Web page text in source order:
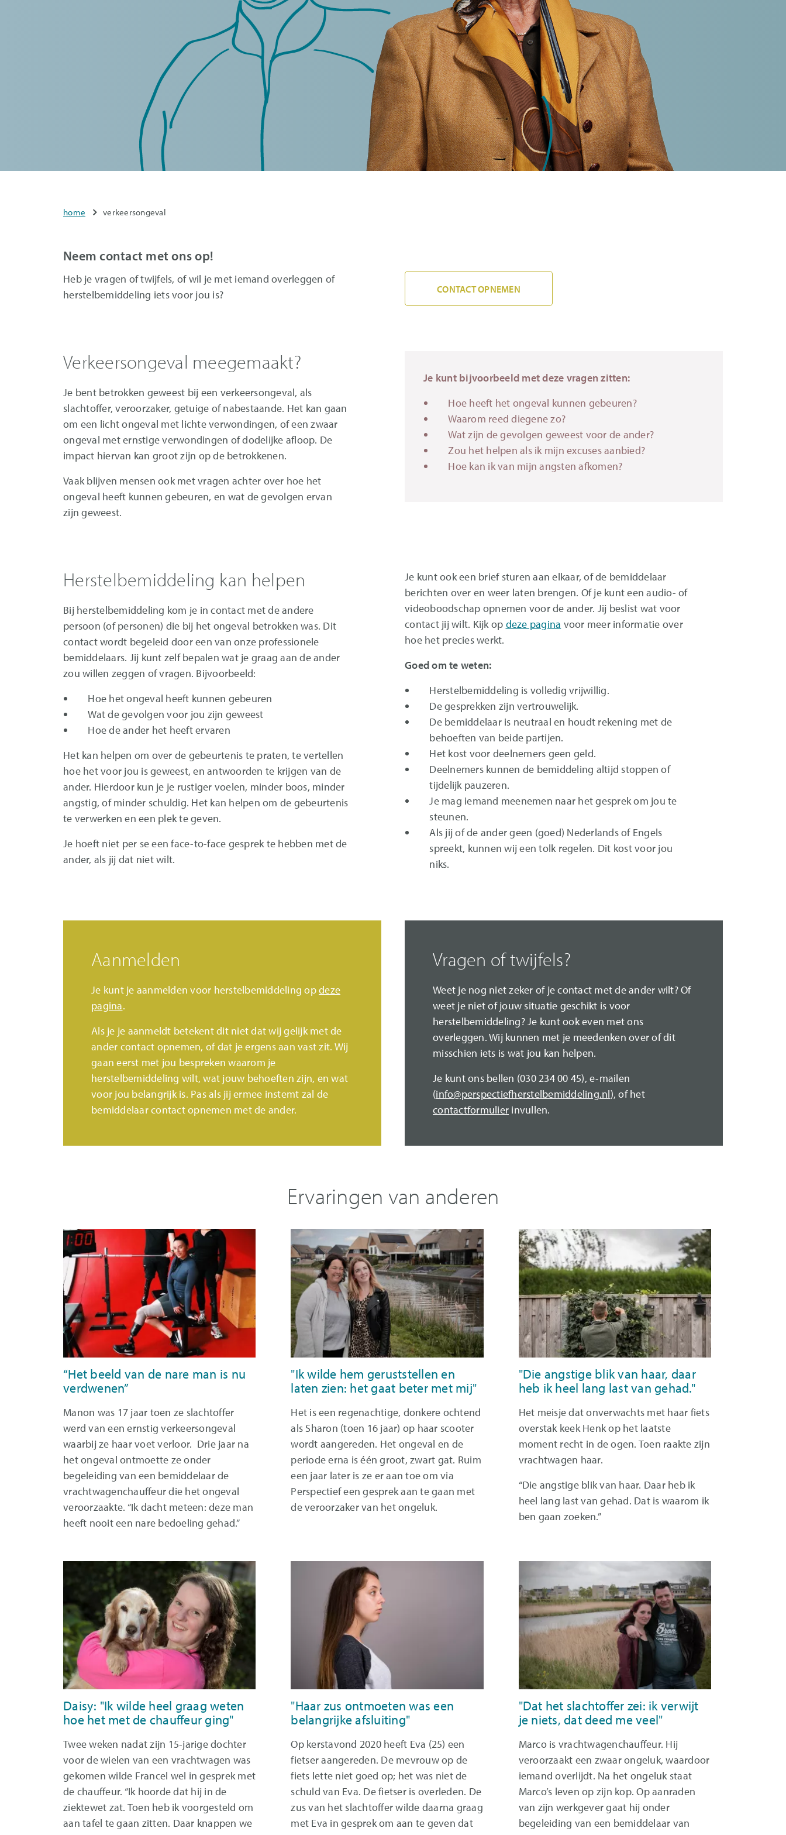
You
home verkeersongeval
Verkeersongeval
Neem contact met ons op!
Heb je vragen of twijfels, of wil je met iemand overleggen of
herstelbemiddeling iets voor jou is?
CONTACT OPNEMEN
Verkeersongeval meegemaakt?
Je bent betrokken geweest bij een verkeersongeval, als
slachtoffer, veroorzaker, getuige of nabestaande. Het kan gaan
om een licht ongeval met lichte verwondingen, of een zwaar
ongeval met ernstige verwondingen of dodelijke afloop. De
impact hiervan kan groot zijn op de betrokkenen.
Vaak blijven mensen ook met vragen achter over hoe het
ongeval heeft kunnen gebeuren, en wat de gevolgen ervan
zijn geweest.
Je kunt bijvoorbeeld met deze vragen zitten:
Hoe heeft het ongeval kunnen gebeuren?
Waarom reed diegene zo?
Wat zijn de gevolgen geweest voor de ander?
Zou het helpen als ik mijn excuses aanbied?
Hoe kan ik van mijn angsten afkomen?
Herstelbemiddeling kan helpen
Bij herstelbemiddeling kom je in contact met de andere
persoon (of personen) die bij het ongeval betrokken was. Dit
contact wordt begeleid door een van onze professionele
bemiddelaars. Jij kunt zelf bepalen wat je graag aan de ander
zou willen zeggen of vragen. Bijvoorbeeld:
Hoe het ongeval heeft kunnen gebeuren
Wat de gevolgen voor jou zijn geweest
Hoe de ander het heeft ervaren
Het kan helpen om over de gebeurtenis te praten, te vertellen
hoe het voor jou is geweest, en antwoorden te krijgen van de
ander. Hierdoor kun je je rustiger voelen, minder boos, minder
angstig, of minder schuldig. Het kan helpen om de gebeurtenis
te verwerken en een plek te geven.
Je hoeft niet per se een face-to-face gesprek te hebben met de
ander, als jij dat niet wilt.
Je kunt ook een brief sturen aan elkaar, of de bemiddelaar
berichten over en weer laten brengen. Of je kunt een audio- of
videoboodschap opnemen voor de ander. Jij beslist wat voor
contact jij wilt. Kijk op deze pagina voor meer informatie over
hoe het precies werkt.
Goed om te weten:
Herstelbemiddeling is volledig vrijwillig.
De gesprekken zijn vertrouwelijk.
De bemiddelaar is neutraal en houdt rekening met de
behoeften van beide partijen.
Het kost voor deelnemers geen geld.
Deelnemers kunnen de bemiddeling altijd stoppen of
tijdelijk pauzeren.
Je mag iemand meenemen naar het gesprek om jou te
steunen.
Als jij of de ander geen (goed) Nederlands of Engels
spreekt, kunnen wij een tolk regelen. Dit kost voor jou
niks.
Aanmelden
Je kunt je aanmelden voor herstelbemiddeling opdeze
pagina.
Als je je aanmeldt betekent dit niet dat wij gelijk met de
ander contact opnemen, of dat je ergens aan vast zit. Wij
gaan eerst met jou bespreken waarom je
herstelbemiddeling wilt, wat jouw behoeften zijn, en wat
voor jou belangrijk is. Pas als jij ermee instemt zal de
bemiddelaar contact opnemen met de ander.
Vragen of twijfels?
Weet je nog niet zeker of je contact met de ander wilt? Of
weet je niet of jouw situatie geschikt is voor
herstelbemiddeling? Je kunt ook even met ons
overleggen. Wij kunnen met je meedenken over of dit
misschien iets is wat jou kan helpen.
Je kunt ons bellen (030 234 00 45), e-mailen
(info@perspectiefherstelbemiddeling.nl), of het
contactformulier invullen.
Ervaringen van anderen
“Het beeld van de nare man is nu
verdwenen”
Manon was 17 jaar toen ze slachtoffer
werd van een ernstig verkeersongeval
waarbij ze haar voet verloor. Drie jaar na
het ongeval ontmoette ze onder
begeleiding van een bemiddelaar de
vrachtwagenchauffeur die het ongeval
veroorzaakte. “Ik dacht meteen: deze man
heeft nooit een nare bedoeling gehad.”
"Ik wilde hem geruststellen en
laten zien: het gaat beter met mij"
Het is een regenachtige, donkere ochtend
als Sharon (toen 16 jaar) op haar scooter
wordt aangereden. Het ongeval en de
periode erna is één groot, zwart gat. Ruim
een jaar later is ze er aan toe om via
Perspectief een gesprek aan te gaan met
de veroorzaker van het ongeluk.
"Die angstige blik van haar, daar
heb ik heel lang last van gehad."
Het meisje dat onverwachts met haar fiets
overstak keek Henk op het laatste
moment recht in de ogen. Toen raakte zijn
vrachtwagen haar.
“Die angstige blik van haar. Daar heb ik
heel lang last van gehad. Dat is waarom ik
ben gaan zoeken.”
Daisy: "Ik wilde heel graag weten
hoe het met de chauffeur ging"
Twee weken nadat zijn 15-jarige dochter
voor de wielen van een vrachtwagen was
gekomen wilde Francel wel in gesprek met
de chauffeur. “Ik hoorde dat hij in de
ziektewet zat. Toen heb ik voorgesteld om
aan tafel te gaan zitten. Daar knappen we
"Haar zus ontmoeten was een
belangrijke afsluiting"
Op kerstavond 2020 heeft Eva (25) een
fietser aangereden. De mevrouw op de
fiets lette niet goed op; het was niet de
schuld van Eva. De fietser is overleden. De
zus van het slachtoffer wilde daarna graag
met Eva in gesprek om aan te geven dat
"Dat het slachtoffer zei: ik verwijt
je niets, dat deed me veel"
Marco is vrachtwagenchauffeur. Hij
veroorzaakt een zwaar ongeluk, waardoor
iemand overlijdt. Na het ongeluk staat
Marco’s leven op zijn kop. Op aanraden
van zijn werkgever gaat hij onder
begeleiding van een bemiddelaar van